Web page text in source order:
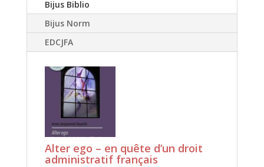
Bijus Biblio
Bijus Norm
EDCJFA
Alter ego – en quête d’un droit
administratif français